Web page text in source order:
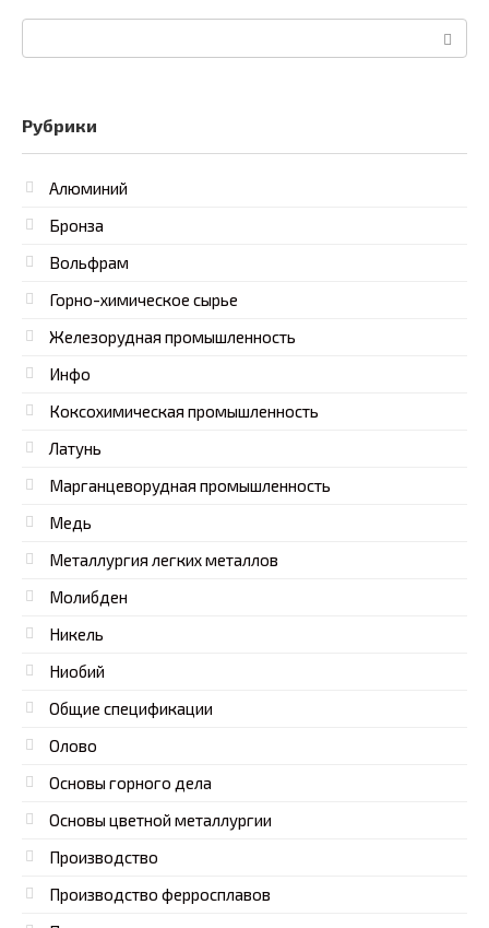
Поиск:
Рубрики
Алюминий
Бронза
Вольфрам
Горно-химическое сырье
Железорудная промышленность
Инфо
Коксохимическая промышленность
Латунь
Марганцеворудная промышленность
Медь
Металлургия легких металлов
Молибден
Никель
Ниобий
Общие спецификации
Олово
Основы горного дела
Основы цветной металлургии
Производство
Производство ферросплавов